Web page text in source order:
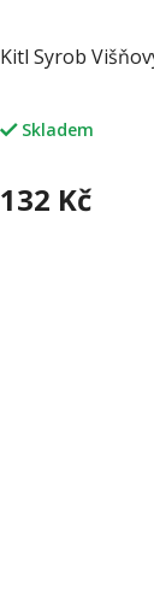
Kitl Syrob
Skladem
132 Kč